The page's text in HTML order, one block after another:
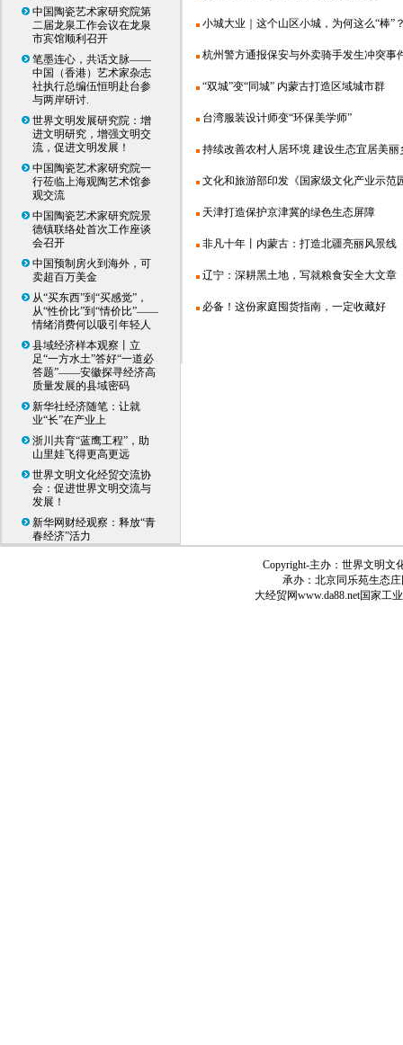
中国陶瓷艺术家研究院第
二届龙泉工作会议在龙泉
市宾馆顺利召开
笔墨连心，共话文脉——
中国（香港）艺术家杂志
社执行总编伍恒明赴台参
与两岸研讨.
世界文明发展研究院：增
进文明研究，增强文明交
流，促进文明发展！
中国陶瓷艺术家研究院一
行莅临上海观陶艺术馆参
观交流
中国陶瓷艺术家研究院景
德镇联络处首次工作座谈
会召开
中国预制房火到海外，可
卖超百万美金
从“买东西”到“买感觉”，
从“性价比”到“情价比”——
情绪消费何以吸引年轻人
县域经济样本观察丨立
足“一方水土”答好“一道必
答题”——安徽探寻经济高
质量发展的县域密码
新华社经济随笔：让就
业“长”在产业上
浙川共育“蓝鹰工程”，助
山里娃飞得更高更远
世界文明文化经贸交流协
会：促进世界文明交流与
发展！
新华网财经观察：释放“青
春经济”活力
小城大业｜这个山区小城，为何这么“棒”
杭州警方通报保安与外卖骑手发生冲突事
“双城”变“同城” 内蒙古打造区域城市群
台湾服装设计师变“环保美学师”
持续改善农村人居环境 建设生态宜居美丽
文化和旅游部印发《国家级文化产业示范
天津打造保护京津冀的绿色生态屏障
非凡十年丨内蒙古：打造北疆亮丽风景线
辽宁：深耕黑土地，写就粮食安全大文章
必备！这份家庭囤货指南，一定收藏好
Copyright-主办：世界文明文
承办：北京同乐苑生态
大经贸网www.da88.net国家工